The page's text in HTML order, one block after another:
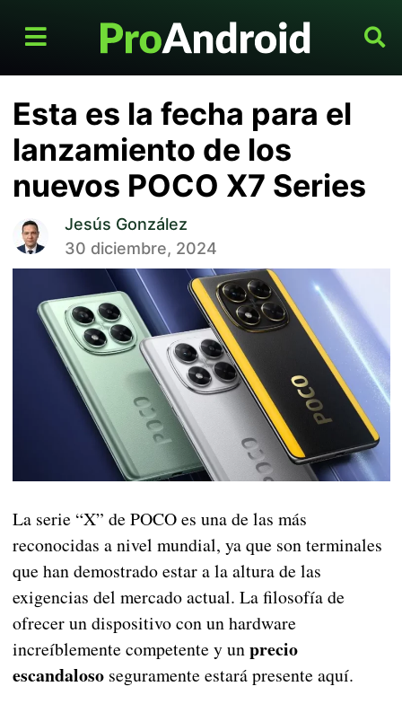
Esta es la fecha para el
lanzamiento de los
nuevos POCO X7 Series
Jesús González
30 diciembre, 2024
La serie “X” de POCO es una de las más
reconocidas a nivel mundial, ya que son terminales
que han demostrado estar a la altura de las
exigencias del mercado actual. La filosofía de
ofrecer un dispositivo con un hardware
increíblemente competente y unprecio
escandalososeguramente estará presente aquí.